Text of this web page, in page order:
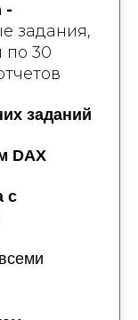
-
задания,
по 30
заданий
DAX
с